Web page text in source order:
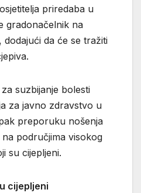
priredaba u
gradonačelnik na
da će se tražiti
suzbijanje bolesti
za javno zdravstvo u
preporuku nošenja
područjima visokog
su cijepljeni.
cijepljeni